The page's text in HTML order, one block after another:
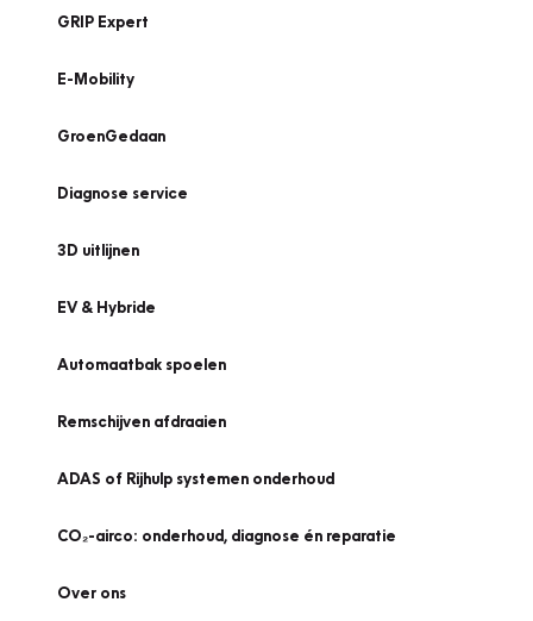
GRIP Expert
E-Mobility
GroenGedaan
Diagnose service
3D uitlijnen
EV & Hybride
Automaatbak spoelen
Remschijven afdraaien
ADAS of Rijhulp systemen onderhoud
CO₂-airco: onderhoud, diagnose én reparatie
Over ons